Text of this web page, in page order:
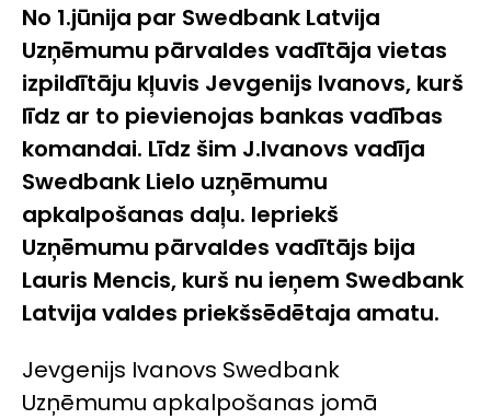
No 1.jūnija par Swedbank Latvija
Uzņēmumu pārvaldes vadītāja vietas
izpildītāju kļuvis Jevgenijs Ivanovs, kurš
līdz ar to pievienojas bankas vadības
komandai. Līdz šim J.Ivanovs vadīja
Swedbank Lielo uzņēmumu
apkalpošanas daļu. Iepriekš
Uzņēmumu pārvaldes vadītājs bija
Lauris Mencis, kurš nu ieņem Swedbank
Latvija valdes priekšsēdētaja amatu.
Jevgenijs Ivanovs Swedbank
Uzņēmumu apkalpošanas jomā